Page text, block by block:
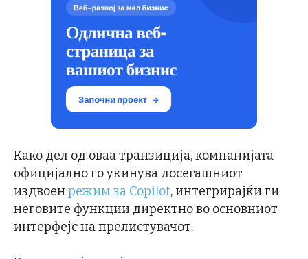
Како дел од оваа транзиција, компанијата
официјално го укинува досегашниот
издвоен режим за Copilot, интегрирајќи ги
неговите функции директно во основниот
интерфејс на прелистувачот.